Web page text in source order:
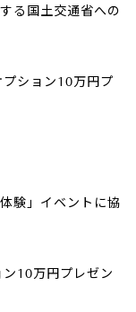
る国土交通省への
プション10万円プ
験」イベントに協
10万円プレゼン